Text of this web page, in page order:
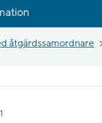
åtgärdssamordnare